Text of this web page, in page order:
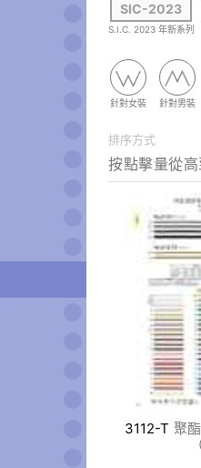
SIC-2023
S.I.C. 2023 年新系列
針對女裝 針對男裝
排序方式
3112-T 聚